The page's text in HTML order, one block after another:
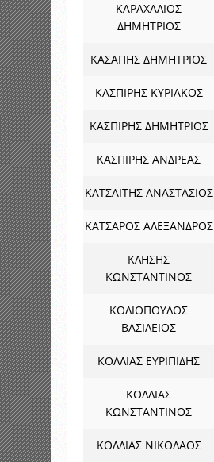
ΚΑΡΑΧΑΛΙΟΣ
ΔΗΜΗΤΡΙΟΣ
ΚΑΣΑΠΗΣ ΔΗΜΗΤΡΙΟΣ
ΚΑΣΠΙΡΗΣ ΚΥΡΙΑΚΟΣ
ΚΑΣΠΙΡΗΣ ΔΗΜΗΤΡΙΟΣ
ΚΑΣΠΙΡΗΣ ΑΝΔΡΕΑΣ
ΚΑΤΣΑΙΤΗΣ ΑΝΑΣΤΑΣΙΟΣ
ΚΑΤΣΑΡΟΣ ΑΛΕΞΑΝΔΡΟΣ
ΚΛΗΣΗΣ
ΚΩΝΣΤΑΝΤΙΝΟΣ
ΚΟΛΙΟΠΟΥΛΟΣ
ΒΑΣΙΛΕΙΟΣ
ΚΟΛΛΙΑΣ ΕΥΡΙΠΙΔΗΣ
ΚΟΛΛΙΑΣ
ΚΩΝΣΤΑΝΤΙΝΟΣ
ΚΟΛΛΙΑΣ ΝΙΚΟΛΑΟΣ